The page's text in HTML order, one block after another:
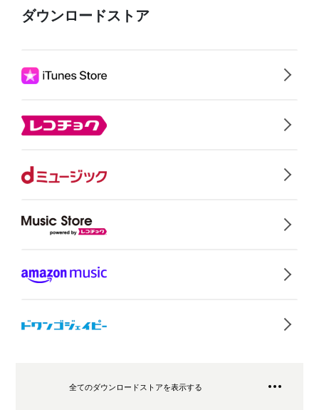
ダウンロードストア
全てのダウンロードストアを表示する